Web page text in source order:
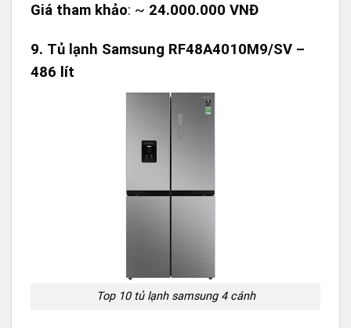
Giá tham khảo: ~ 24.000.000 VNĐ
9. Tủ lạnh Samsung RF48A4010M9/SV –
486 lít
Top 10 tủ lạnh samsung 4 cánh